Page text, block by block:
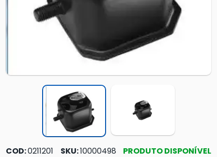
COD:0211201 SKU:10000498 PRODUTO DISPONÍVEL